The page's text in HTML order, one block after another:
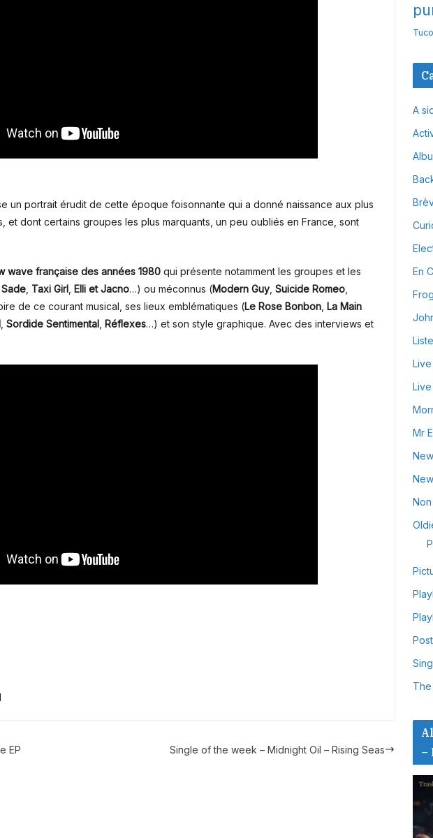
un portrait érudit de cette époque foisonnante qui a donné naissance aux plus
et dont certains groupes les plus marquants, un peu oubliés en France, sont
wave française des années 1980 qui présente notamment les groupes et les
Taxi Girl Elli et Jacno…) ou méconnus (Modern Guy Suicide Romeo
de ce courant musical, ses lieux emblématiques (Le Rose Bonbon La Main
Sordide Sentimental Réflexes…) et son style graphique. Avec des interviews et
EP Single of the week – Midnight Oil – Rising Seas
Tuco
A
En
Mr
–